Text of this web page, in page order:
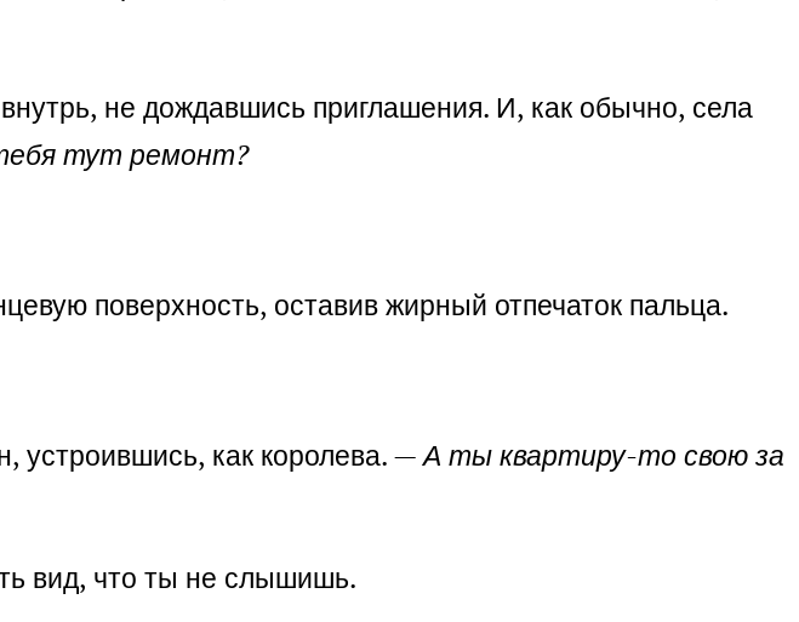
не дождавшись приглашения. И, как обычно, села
тут ремонт?
поверхность, оставив жирный отпечаток пальца.
устроившись, как королева. —А ты квартиру-то свою за
вид, что ты не слышишь.